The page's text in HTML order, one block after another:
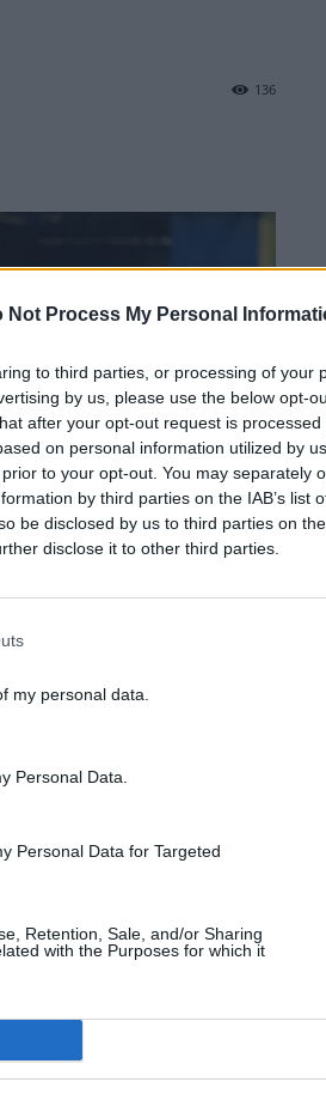
Not Process My Personal
to third parties, or processing of your
by us, please use the below opt-
after your opt-out request is processed
on personal information utilized by
to your opt-out. You may separately
by third parties on the IAB’s list
be disclosed by us to third parties on the
disclose it to other third parties.
my personal data.
Personal Data.
Personal Data for Targeted
Retention, Sale, and/or Sharing
with the Purposes for which it
136
técnico do GD Bragança da